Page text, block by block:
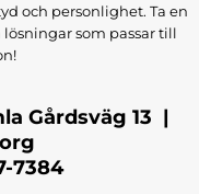
och personlighet. Ta en
som passar till
Gårdsväg 13 |
7384